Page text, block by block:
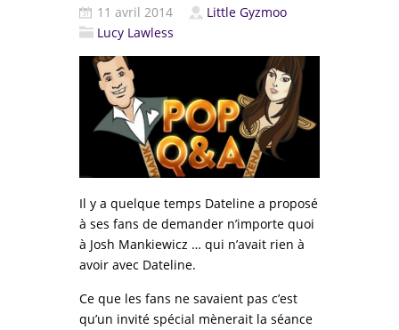
11 avril 2014
Little Gyzmoo
Lucy Lawless
Il y a quelque temps Dateline a proposé
à ses fans de demander n’importe quoi
à Josh Mankiewicz … qui n’avait rien à
avoir avec Dateline.
Ce que les fans ne savaient pas c’est
qu’un invité spécial mènerait la séance